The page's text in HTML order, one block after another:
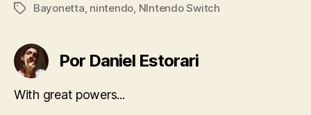
TagsBayonetta nintendo NIntendo Switch
Por Daniel Estorari
With great powers...